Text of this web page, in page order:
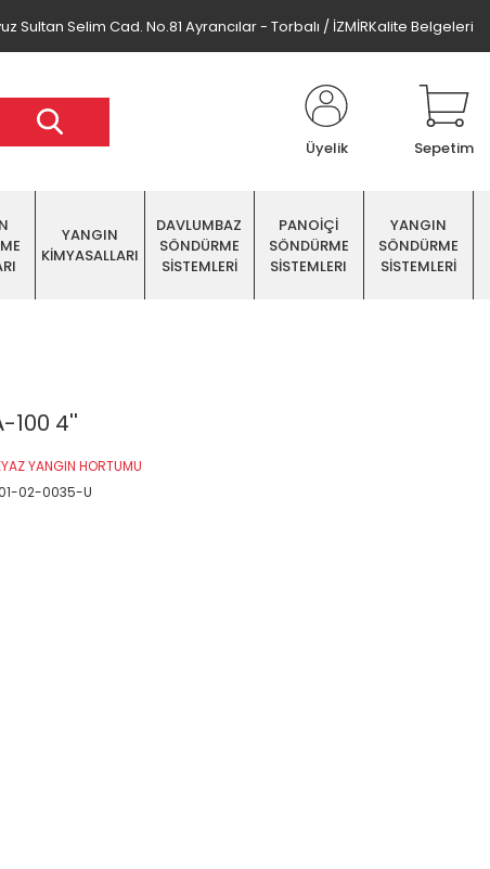
Sultan Selim Cad. No.81 Ayrancılar - Torbalı / İZMİRKalite Belgeleri
Üyelik Sepetim
YANGIN
KİMYASALLARI
DAVLUMBAZ
SÖNDÜRME
SİSTEMLERİ
PANOİÇİ
SÖNDÜRME
SİSTEMLERI
YANGIN
SÖNDÜRME
SİSTEMLERİ
100 4''
YANGIN HORTUMU
02-0035-U